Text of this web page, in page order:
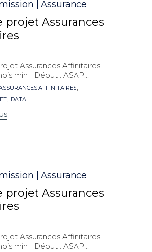
| Assurance
projet Assurances
Assurances Affinitaires
min | Début : ASAP...
AFFINITAIRES,
, DATA
| Assurance
projet Assurances
Assurances Affinitaires
min | Début : ASAP...